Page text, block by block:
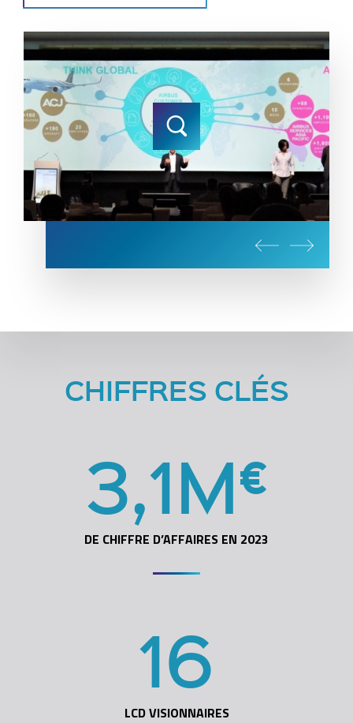
CHIFFRES CLÉS
3,1M€
DE CHIFFRE D’AFFAIRES EN 2023
16
LCD VISIONNAIRES